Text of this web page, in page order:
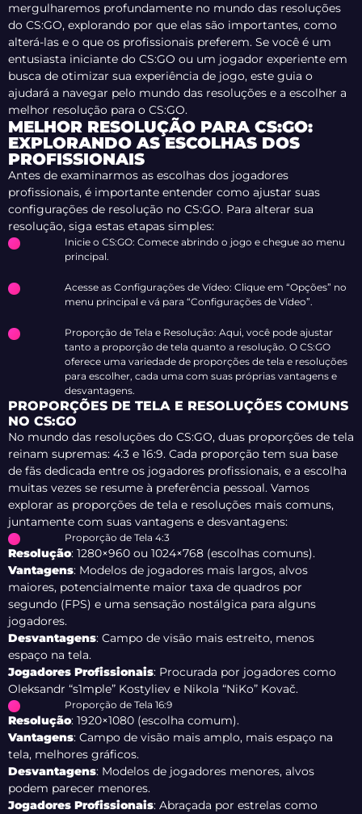
mergulharemos profundamente no mundo das resoluções
do CS:GO, explorando por que elas são importantes, como
alterá-las e o que os profissionais preferem. Se você é um
entusiasta iniciante do CS:GO ou um jogador experiente em
busca de otimizar sua experiência de jogo, este guia o
ajudará a navegar pelo mundo das resoluções e a escolher a
melhor resolução para o CS:GO.
MELHOR RESOLUÇÃO PARA CS:GO:
EXPLORANDO AS ESCOLHAS DOS
PROFISSIONAIS
Antes de examinarmos as escolhas dos jogadores
profissionais, é importante entender como ajustar suas
configurações de resolução no CS:GO. Para alterar sua
resolução, siga estas etapas simples:
Inicie o CS:GO: Comece abrindo o jogo e chegue ao menu
principal.
Acesse as Configurações de Vídeo: Clique em “Opções” no
menu principal e vá para “Configurações de Vídeo”.
Proporção de Tela e Resolução: Aqui, você pode ajustar
tanto a proporção de tela quanto a resolução. O CS:GO
oferece uma variedade de proporções de tela e resoluções
para escolher, cada uma com suas próprias vantagens e
desvantagens.
PROPORÇÕES DE TELA E RESOLUÇÕES COMUNS
NO CS:GO
No mundo das resoluções do CS:GO, duas proporções de tela
reinam supremas: 4:3 e 16:9. Cada proporção tem sua base
de fãs dedicada entre os jogadores profissionais, e a escolha
muitas vezes se resume à preferência pessoal. Vamos
explorar as proporções de tela e resoluções mais comuns,
juntamente com suas vantagens e desvantagens:
Proporção de Tela 4:3
Resolução: 1280×960 ou 1024×768 (escolhas comuns).
Vantagens: Modelos de jogadores mais largos, alvos
maiores, potencialmente maior taxa de quadros por
segundo (FPS) e uma sensação nostálgica para alguns
jogadores.
Desvantagens: Campo de visão mais estreito, menos
espaço na tela.
Jogadores Profissionais: Procurada por jogadores como
Oleksandr “s1mple” Kostyliev e Nikola “NiKo” Kovač.
Proporção de Tela 16:9
Resolução: 1920×1080 (escolha comum).
Vantagens: Campo de visão mais amplo, mais espaço na
tela, melhores gráficos.
Desvantagens: Modelos de jogadores menores, alvos
podem parecer menores.
Jogadores Profissionais: Abraçada por estrelas como